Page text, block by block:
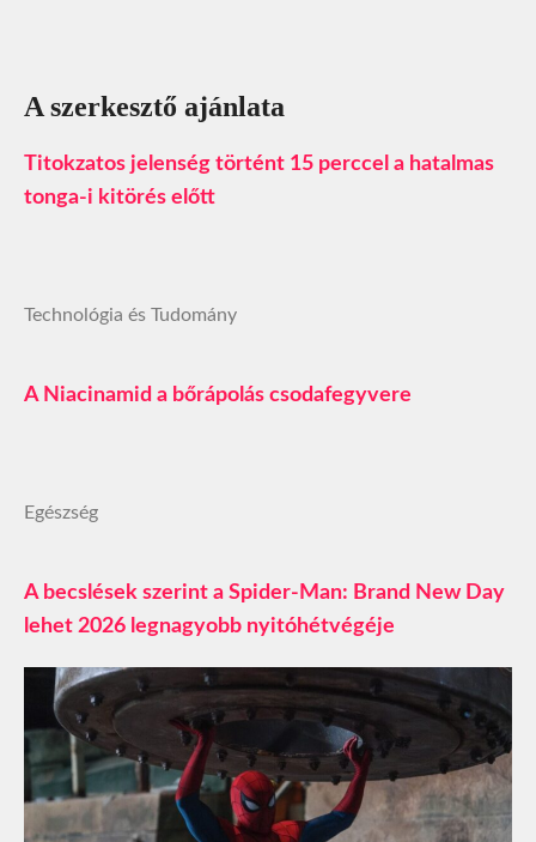
A szerkesztő ajánlata
Titokzatos jelenség történt 15 perccel a hatalmas
tonga-i kitörés előtt
Technológia és Tudomány
A Niacinamid a bőrápolás csodafegyvere
Egészség
A becslések szerint a Spider-Man: Brand New Day
lehet 2026 legnagyobb nyitóhétvégéje